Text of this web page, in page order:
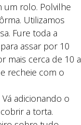
um rolo. Polvilhe
Utilizamos
Fure toda a
assar por 10
mais cerca de 10 a
recheie com o
adicionando o
a torta.